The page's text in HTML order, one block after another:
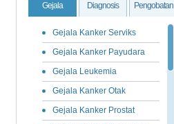
Gejala Diagnosis Pengobatan
Gejala Kanker Serviks
Gejala Kanker Payudara
Gejala Leukemia
Gejala Kanker Otak
Gejala Kanker Prostat